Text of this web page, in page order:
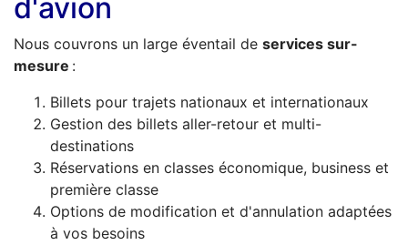
d'avion
Nous couvrons un large éventail de services sur-
mesure :
Billets pour trajets nationaux et internationaux
Gestion des billets aller-retour et multi-
destinations
Réservations en classes économique, business et
première classe
Options de modification et d'annulation adaptées
à vos besoins